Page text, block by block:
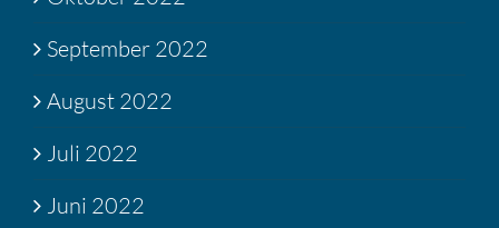
September 2022
August 2022
Juli 2022
Juni 2022